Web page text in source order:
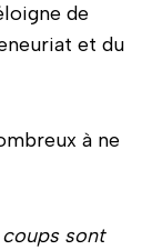
de
et du
à ne
coups sont